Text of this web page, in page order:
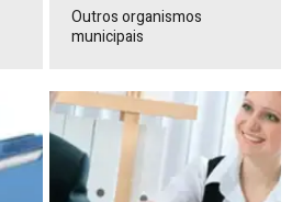
Outros organismos
municipais